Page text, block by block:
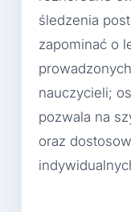
śledzenia
zapominać o
nauczycieli;
pozwala na
oraz